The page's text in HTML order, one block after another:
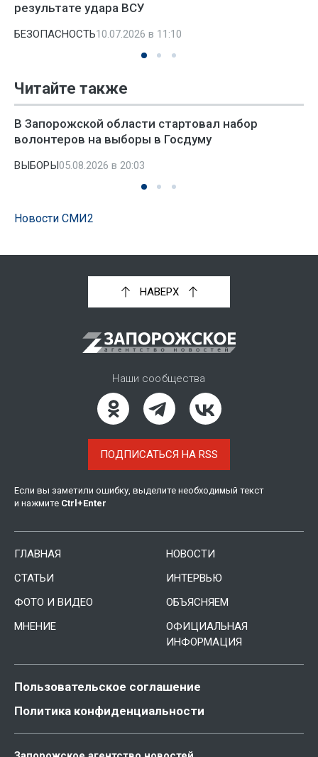
результате удара ВСУ
БЕЗОПАСНОСТЬ10.07.2026 в 11:10
Читайте также
В Запорожской области стартовал набор
волонтеров на выборы в Госдуму
ВЫБОРЫ05.08.2026 в 20:03
Новости СМИ2
НАВЕРХ
Наши сообщества
ПОДПИСАТЬСЯ НА RSS
Если вы заметили ошибку, выделите необходимый текст
и нажмите Ctrl +Enter
ГЛАВНАЯ
НОВОСТИ
СТАТЬИ
ИНТЕРВЬЮ
ФОТО И ВИДЕО
ОБЪЯСНЯЕМ
МНЕНИЕ
ОФИЦИАЛЬНАЯ
ИНФОРМАЦИЯ
Пользовательское соглашение
Политика конфиденциальности